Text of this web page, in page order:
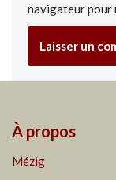
navigateur pour
À propos
Mézig